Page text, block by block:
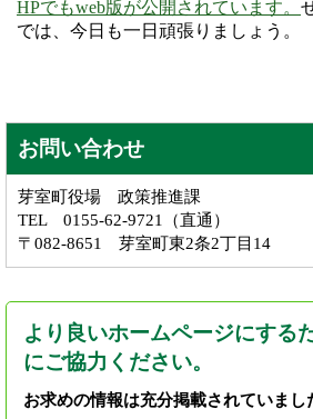
HPでもweb版が公開されています。
では、今日も一日頑張りましょう。
お問い合わせ
芽室町役場 政策推進課
TEL 0155-62-9721（直通）
〒082-8651 芽室町東2条2丁目14
より良いホームページにする
にご協力ください。
お求めの情報は充分掲載されていまし